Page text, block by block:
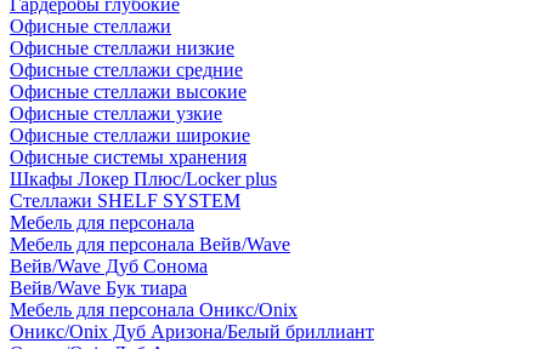
Гардеробы глубокие
Офисные стеллажи
Офисные стеллажи низкие
Офисные стеллажи средние
Офисные стеллажи высокие
Офисные стеллажи узкие
Офисные стеллажи широкие
Офисные системы хранения
Шкафы Локер Плюс/Locker plus
Стеллажи SHELF SYSTEM
Мебель для персонала
Мебель для персонала Вейв/Wave
Вейв/Wave Дуб Сонома
Вейв/Wave Бук тиара
Мебель для персонала Оникс/Onix
Оникс/Onix Дуб Аризона/Белый бриллиант